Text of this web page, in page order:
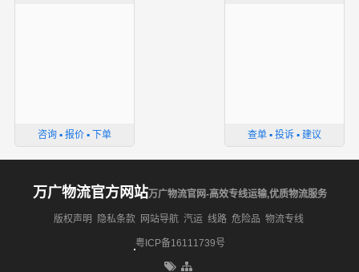
咨询 ▪ 报价 ▪ 下单 查单 ▪ 投诉 ▪ 建议
万广物流官方网站万广物流官网-高效专线运输,优质物流服务
版权声明 隐私条款 网站导航 汽运 线路 危险品 物流专线
粤ICP备16111739号